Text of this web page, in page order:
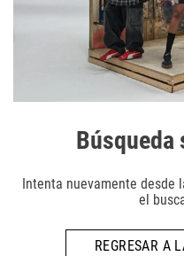
Intenta nuevamente desde
el
REGRESAR A